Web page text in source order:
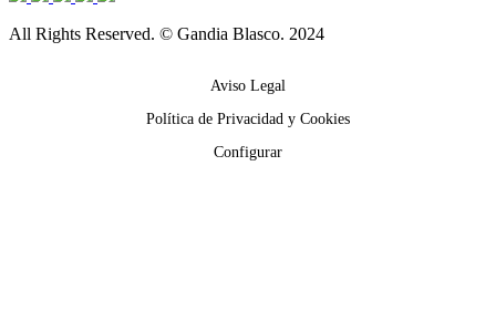
All Rights Reserved. © Gandia Blasco. 2024
Aviso Legal
Política de Privacidad y Cookies
Configurar